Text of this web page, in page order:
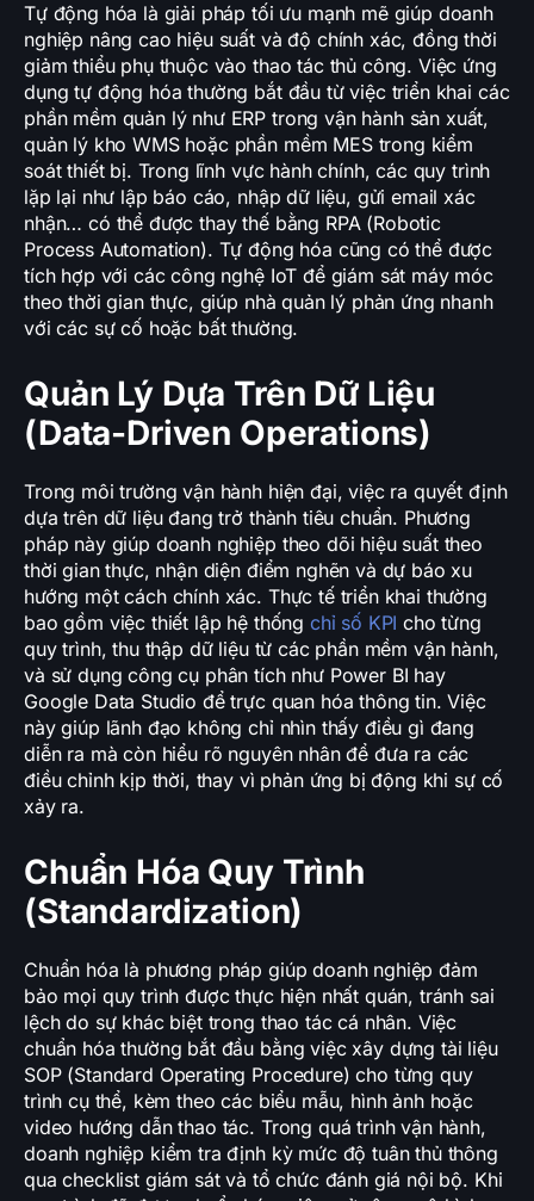
Tự động hóa là giải pháp tối ưu mạnh mẽ giúp doanh
nghiệp nâng cao hiệu suất và độ chính xác, đồng thời
giảm thiểu phụ thuộc vào thao tác thủ công. Việc ứng
dụng tự động hóa thường bắt đầu từ việc triển khai các
phần mềm quản lý như ERP trong vận hành sản xuất,
quản lý kho WMS hoặc phần mềm MES trong kiểm
soát thiết bị. Trong lĩnh vực hành chính, các quy trình
lặp lại như lập báo cáo, nhập dữ liệu, gửi email xác
nhận… có thể được thay thế bằng RPA (Robotic
Process Automation). Tự động hóa cũng có thể được
tích hợp với các công nghệ IoT để giám sát máy móc
theo thời gian thực, giúp nhà quản lý phản ứng nhanh
với các sự cố hoặc bất thường.
Quản Lý Dựa Trên Dữ Liệu
(Data-Driven Operations)
Trong môi trường vận hành hiện đại, việc ra quyết định
dựa trên dữ liệu đang trở thành tiêu chuẩn. Phương
pháp này giúp doanh nghiệp theo dõi hiệu suất theo
thời gian thực, nhận diện điểm nghẽn và dự báo xu
hướng một cách chính xác. Thực tế triển khai thường
bao gồm việc thiết lập hệ thống chỉ số KPI cho từng
quy trình, thu thập dữ liệu từ các phần mềm vận hành,
và sử dụng công cụ phân tích như Power BI hay
Google Data Studio để trực quan hóa thông tin. Việc
này giúp lãnh đạo không chỉ nhìn thấy điều gì đang
diễn ra mà còn hiểu rõ nguyên nhân để đưa ra các
điều chỉnh kịp thời, thay vì phản ứng bị động khi sự cố
xảy ra.
Chuẩn Hóa Quy Trình
(Standardization)
Chuẩn hóa là phương pháp giúp doanh nghiệp đảm
bảo mọi quy trình được thực hiện nhất quán, tránh sai
lệch do sự khác biệt trong thao tác cá nhân. Việc
chuẩn hóa thường bắt đầu bằng việc xây dựng tài liệu
SOP (Standard Operating Procedure) cho từng quy
trình cụ thể, kèm theo các biểu mẫu, hình ảnh hoặc
video hướng dẫn thao tác. Trong quá trình vận hành,
doanh nghiệp kiểm tra định kỳ mức độ tuân thủ thông
qua checklist giám sát và tổ chức đánh giá nội bộ. Khi